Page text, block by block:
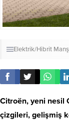
Elektrik/Hibrit
Citroën, yeni nesil
çizgileri, gelişmiş